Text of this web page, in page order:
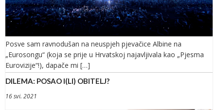
Posve sam ravnodušan na neuspjeh pjevačice Albine na
„Eurosongu“ (koja se prije u Hrvatskoj najavljivala kao „Pjesma
Eurovizije“!), dapače mi […]
DILEMA: POSAO I(LI) OBITELJ?
16 svi. 2021